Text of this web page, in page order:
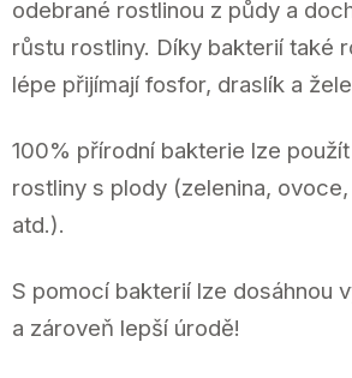
odebrané rostlinou z půdy a
růstu rostliny. Díky bakterií také
lépe přijímají fosfor, draslík a
100% přírodní bakterie lze
rostliny s plody (zelenina,
atd.).
S pomocí bakterií lze dosáhnou
a zároveň lepší úrodě!